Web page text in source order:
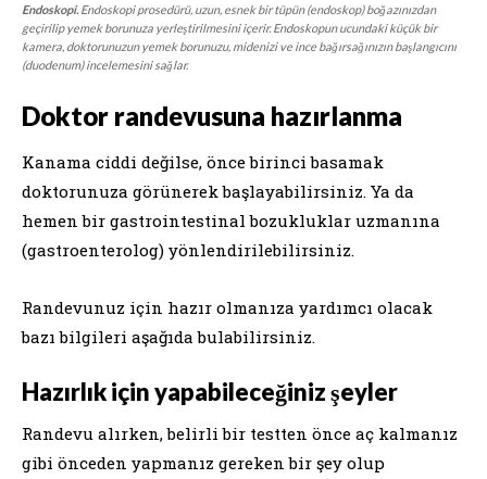
Endoskopi. Endoskopi prosedürü, uzun, esnek bir tüpün (endoskop) boğazınızdan
geçirilip yemek borunuza yerleştirilmesini içerir. Endoskopun ucundaki küçük bir
kamera, doktorunuzun yemek borunuzu, midenizi ve ince bağırsağınızın başlangıcını
(duodenum) incelemesini sağlar.
Doktor randevusuna hazırlanma
Kanama ciddi değilse, önce birinci basamak
doktorunuza görünerek başlayabilirsiniz. Ya da
hemen bir gastrointestinal bozukluklar uzmanına
(gastroenterolog) yönlendirilebilirsiniz.
Randevunuz için hazır olmanıza yardımcı olacak
bazı bilgileri aşağıda bulabilirsiniz.
Hazırlık için yapabileceğiniz şeyler
Randevu alırken, belirli bir testten önce aç kalmanız
gibi önceden yapmanız gereken bir şey olup